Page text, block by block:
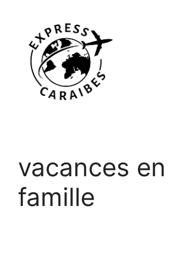
contenu
vacances en
famille